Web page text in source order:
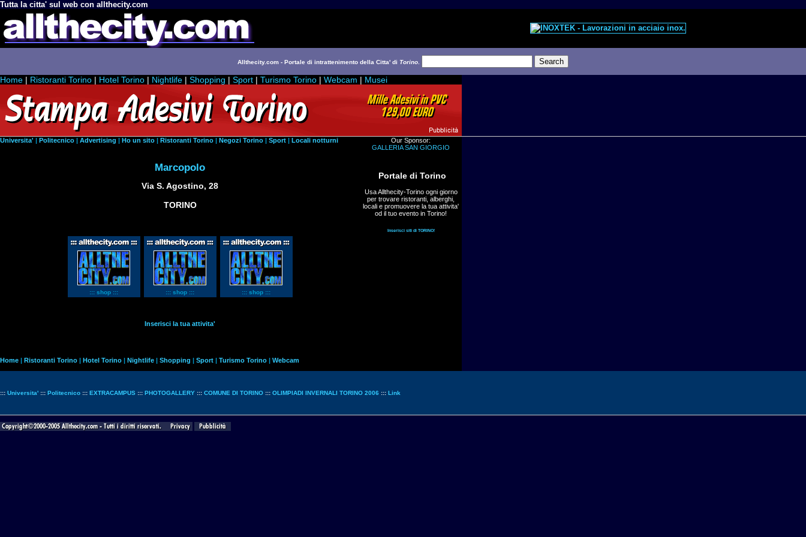
Tutta la citta' sul web con allthecity.com
Allthecity.com - Portale di intrattenimento della Citta' di Torino
Home | Ristoranti Torino | Hotel Torino | Nightlife | Shopping | Sport | Turismo Torino | Webcam | Musei
Universita' | Politecnico | Advertising | Ho un sito | Ristoranti Torino | Negozi Torino | Sport | Locali notturni
Our Sponsor:
GALLERIA SAN GIORGIO
Portale di Torino
Usa Allthecity-Torino ogni giorno
per trovare ristoranti, alberghi,
locali e promuovere la tua attivita'
od il tuo evento in Torino!
Inserisci siti di TORINO!
Marcopolo
Via S. Agostino, 28
TORINO
::: shop ::: ::: shop ::: ::: shop :::
Inserisci la tua attivita'
Home | Ristoranti Torino | Hotel Torino | Nightlife | Shopping | Sport | Turismo Torino | Webcam
::: Universita' ::: Politecnico ::: EXTRACAMPUS ::: PHOTOGALLERY ::: COMUNE DI TORINO ::: OLIMPIADI INVERNALI TORINO 2006 ::: Link